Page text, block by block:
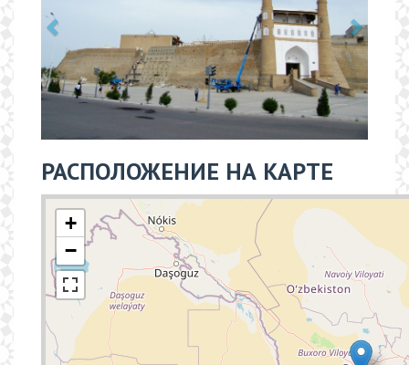
РАСПОЛОЖЕНИЕ НА КАРТЕ
+
−